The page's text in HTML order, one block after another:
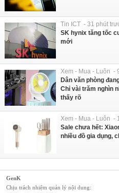
Tin ICT - 31 phút
SK hynix tăng tốc
mới
Xem - Mua - Luôn -
Dân văn phòng
Chỉ vài trăm nghìn
thấy rõ
Xem - Mua - Luôn -
Sale chưa hết:
nhiều đồ gia dụng,
GenK
Chịu trách nhiệm quản lý nội dung: